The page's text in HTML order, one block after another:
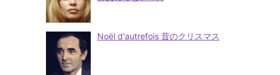
Noël d'autrefois 昔のクリスマス